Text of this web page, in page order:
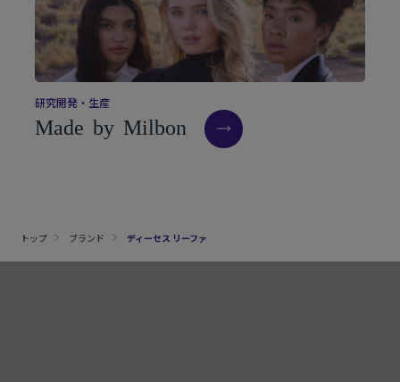
研究開発・ 生産
Made by Milbon
トップ ブランド ディーセス リーファ